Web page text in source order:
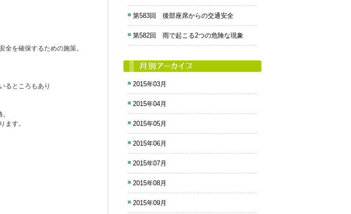
を確保するための施策。
るところもあり
ます。
第583回 後部座席からの交通安全
第582回 雨で起こる2つの危険な現象
2015年03月
2015年04月
2015年05月
2015年06月
2015年07月
2015年08月
2015年09月